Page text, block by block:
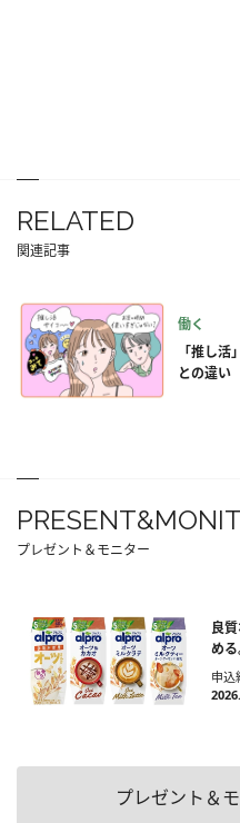
RELATED
関連記事
働く
「推し
との違い
プレゼント＆モニター
良
め
申込
プレゼント＆